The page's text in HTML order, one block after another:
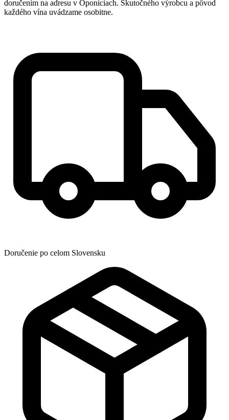
doručením na adresu v Oponiciach. Skutočného výrobcu a pôvod
každého vína uvádzame osobitne.
Doručenie po celom Slovensku